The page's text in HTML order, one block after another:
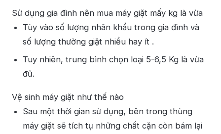
Sử dụng gia đình nên mua máy giặt mấy kg là vừa
Tùy vào số lượng nhân khẩu trong gia đình và
số lượng thường giặt nhiều hay ít .
Tuy nhiên, trung bình chọn loại 5-6,5 Kg là vừa
đủ.
Vệ sinh máy giặt như thế nào
Sau một thời gian sử dụng, bên trong thùng
máy giặt sẽ tích tụ những chất cặn còn bám lại